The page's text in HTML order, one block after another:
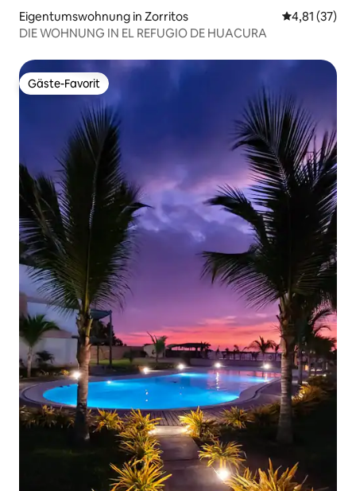
Eigentumswohnung in Zorritos
4,81 (37)
DIE WOHNUNG IN EL REFUGIO DE HUACURA
Gäste-Favorit
Gäste-Favorit